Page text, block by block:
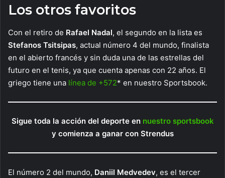
Los otros favoritos
Con el retiro de Rafael Nadal, el segundo en la lista es
Stefanos Tsitsipas, actual número 4 del mundo, finalista
en el abierto francés y sin duda una de las estrellas del
futuro en el tenis, ya que cuenta apenas con 22 años. El
griego tiene una línea de +572* en nuestro Sportsbook.
Sigue toda la acción del deporte en nuestro sportsbook
y comienza a ganar con Strendus
El número 2 del mundo, Daniil Medvedev, es el tercer